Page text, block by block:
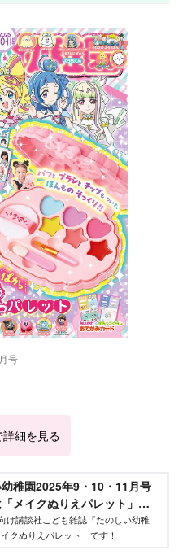
号
細を見る
稚園2025年9・10・11月号
メイクぬりえパレット」だ
ひめ.net｜講談社
け講談社こども雑誌『たのしい幼稚
クぬりえパレット」です！